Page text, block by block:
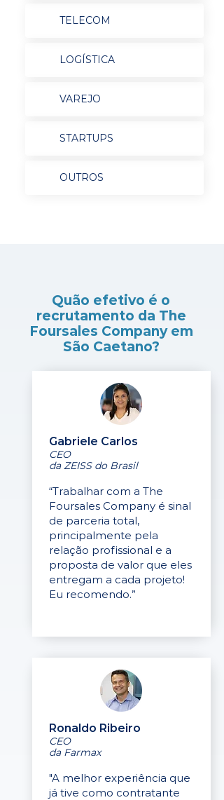
TELECOM
LOGÍSTICA
VAREJO
STARTUPS
OUTROS
Quão efetivo é o
recrutamento da The
Foursales Company em
São Caetano?
Gabriele Carlos
CEO
da ZEISS do Brasil
“Trabalhar com a The
Foursales Company é sinal
de parceria total,
principalmente pela
relação profissional e a
proposta de valor que eles
entregam a cada projeto!
Eu recomendo.”
Ronaldo Ribeiro
CEO
da Farmax
"A melhor experiência que
já tive como contratante